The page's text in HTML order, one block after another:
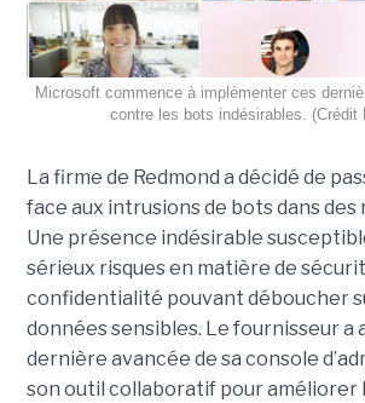
Microsoft commence à implémenter ces
contre les bots indésirables. (Crédit
La firme de Redmond a décidé de
face aux intrusions de bots dans des
Une présence indésirable
sérieux risques en matière de
confidentialité pouvant déboucher
données sensibles. Le fournisseur a
dernière avancée de sa console
son outil collaboratif pour améliorer